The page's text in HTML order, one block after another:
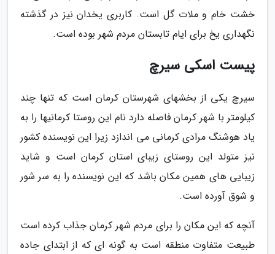
خشت خام و ملات گل است. کاربری یخدان نیز در گذشته
نگهداری یخ برای ایام تابستان مردم شهر بوده است.
پیست اسکی سیرچ
سیرچ یکی از بخشهای شهرستان کرمان است که تنها چند
کیلومتر با شهر کرمان فاصله دارد نام این روستا کرمانیها را به
یاد هوشنگ مرادی کرمانی می اندازد زیرا این نویسنده کشور
نیز متولد این روستای زیبای استان کرمان است و شاید
زیبایی های همین مکان باشد که این نویسنده را به سر شور
و شوق آورده است.
آنچه که این مکان را برای مردم شهر کرمان جذاب کرده است
طبیعت متفاوت منطقه است به گونه ای که از ابتدای جاده